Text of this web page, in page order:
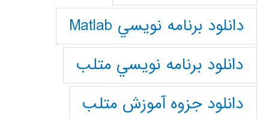
دانلود برنامه نويسي Matlab
دانلود برنامه نويسي متلب
دانلود جزوه آموزش متلب